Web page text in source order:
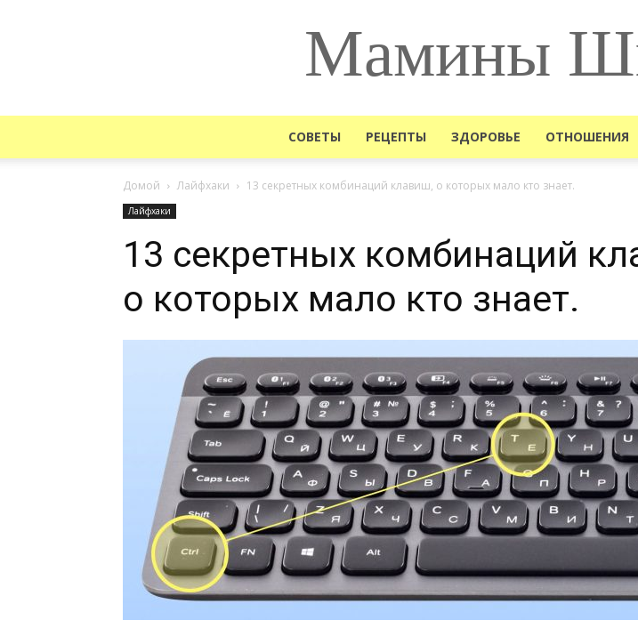
Мамины
СОВЕТЫ РЕЦЕПТЫ ЗДОРОВЬЕ ОТНОШЕНИЯ
Домой Лайфхаки 13 секретных комбинаций клавиш, о которых мало кто знает.
Лайфхаки
13 секретных комбинаций
о которых мало кто знает.